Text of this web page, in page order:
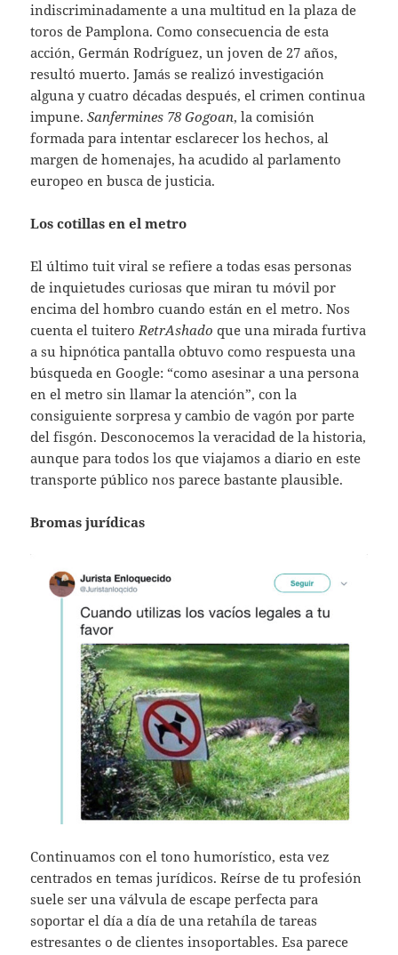
indiscriminadamente a una multitud en la plaza de
toros de Pamplona. Como consecuencia de esta
acción, Germán Rodríguez, un joven de 27 años,
resultó muerto. Jamás se realizó investigación
alguna y cuatro décadas después, el crimen continua
impune.Sanfermines 78 Gogoan, la comisión
formada para intentar esclarecer los hechos, al
margen de homenajes, ha acudido al parlamento
europeo en busca de justicia.
Los cotillas en el metro
El último tuit viral se refiere a todas esas personas
de inquietudes curiosas que miran tu móvil por
encima del hombro cuando están en el metro. Nos
cuenta el tuiteroRetrAshado que una mirada furtiva
a su hipnótica pantalla obtuvo como respuesta una
búsqueda en Google: “como asesinar a una persona
en el metro sin llamar la atención”, con la
consiguiente sorpresa y cambio de vagón por parte
del fisgón. Desconocemos la veracidad de la historia,
aunque para todos los que viajamos a diario en este
transporte público nos parece bastante plausible.
Bromas jurídicas
Continuamos con el tono humorístico, esta vez
centrados en temas jurídicos. Reírse de tu profesión
suele ser una válvula de escape perfecta para
soportar el día a día de una retahíla de tareas
estresantes o de clientes insoportables. Esa parece